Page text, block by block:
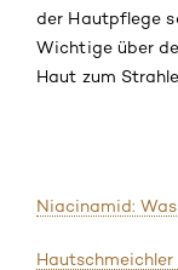
der Hautpflege
Wichtige über
Haut zum
Niacinamid: